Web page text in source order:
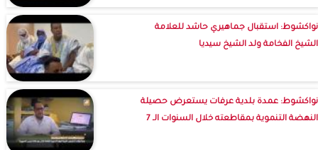
نواكشوط: استقبال جماهيري حاشد للعلامة
الشيخ الفخامة ولد الشيخ سيديا
نواكشوط: عمدة بلدية عرفات يستعرض حصيلة
النهضة التنموية بمقاطعته خلال السنوات الـ 7